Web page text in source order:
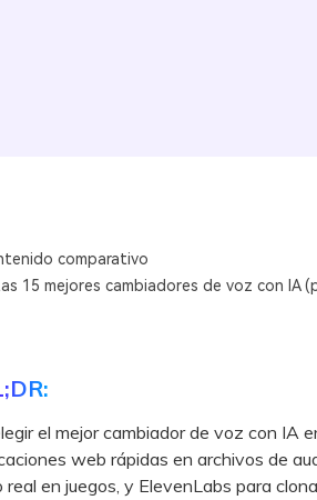
comparativo
15 mejores cambiadores de voz con IA
el mejor cambiador de voz con IA
web rápidas en archivos de
real en juegos, y ElevenLabs para